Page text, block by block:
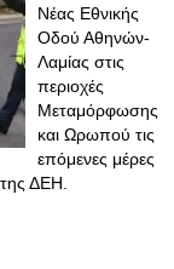
Νέας Εθνικής
Οδού Αθηνών-
Λαμίας στις
περιοχές
Μεταμόρφωσης
και Ωρωπού τις
επόμενες μέρες
ΔΕΗ.